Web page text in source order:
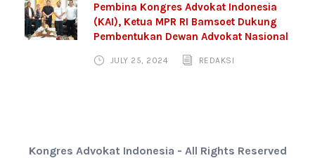
Pembina Kongres Advokat Indonesia
(KAI), Ketua MPR RI Bamsoet Dukung
Pembentukan Dewan Advokat Nasional
JULY 25, 2024 REDAKSI
Kongres Advokat Indonesia - All Rights Reserved